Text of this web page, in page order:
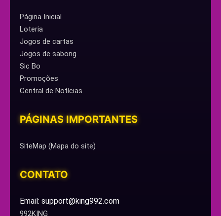
Página Inicial
Loteria
Jogos de cartas
Jogos de sabong
Sic Bo
Promoções
Central de Notícias
PÁGINAS IMPORTANTES
SiteMap (Mapa do site)
CONTATO
Email: support@king992.com
992KING